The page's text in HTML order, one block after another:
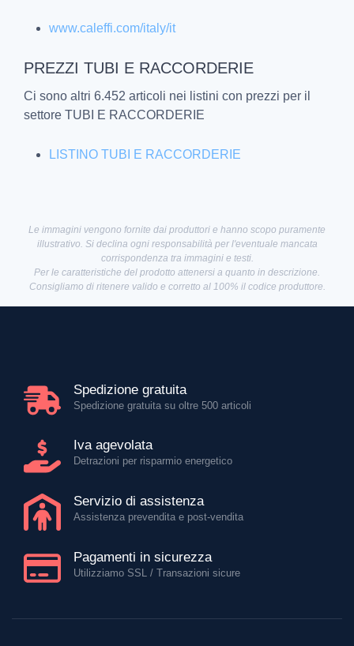
www.caleffi.com/italy/it
PREZZI TUBI E RACCORDERIE
Ci sono altri 6.452 articoli nei listini con prezzi per il
settore TUBI E RACCORDERIE
LISTINO TUBI E RACCORDERIE
Le immagini vengono fornite dai produttori e hanno scopo puramente
illustrativo. Si declina ogni responsabilità per l'eventuale mancata
corrispondenza tra immagini e testi.
Per le caratteristiche del prodotto attenersi a quanto in descrizione.
Consigliamo di ritenere valido e corretto al 100% il codice produttore.
Spedizione gratuita
Spedizione gratuita su oltre 500 articoli
Iva agevolata
Detrazioni per risparmio energetico
Servizio di assistenza
Assistenza prevendita e post-vendita
Pagamenti in sicurezza
Utilizziamo SSL / Transazioni sicure